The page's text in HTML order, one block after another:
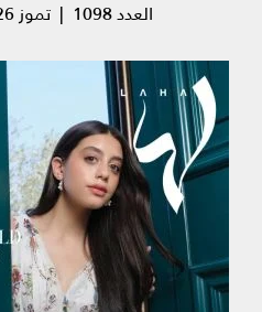
العدد 1098 | تموز 2026